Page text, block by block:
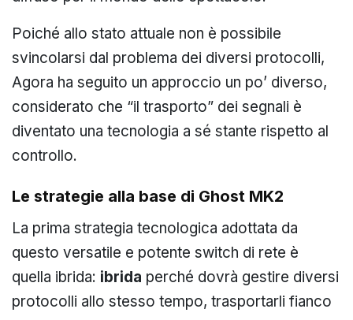
Poiché allo stato attuale non è possibile
svincolarsi dal problema dei diversi protocolli,
Agora ha seguito un approccio un po’ diverso,
considerato che “il trasporto” dei segnali è
diventato una tecnologia a sé stante rispetto al
controllo.
Le strategie alla base di Ghost MK2
La prima strategia tecnologica adottata da
questo versatile e potente switch di rete è
quella ibrida: ibrida perché dovrà gestire diversi
protocolli allo stesso tempo, trasportarli fianco